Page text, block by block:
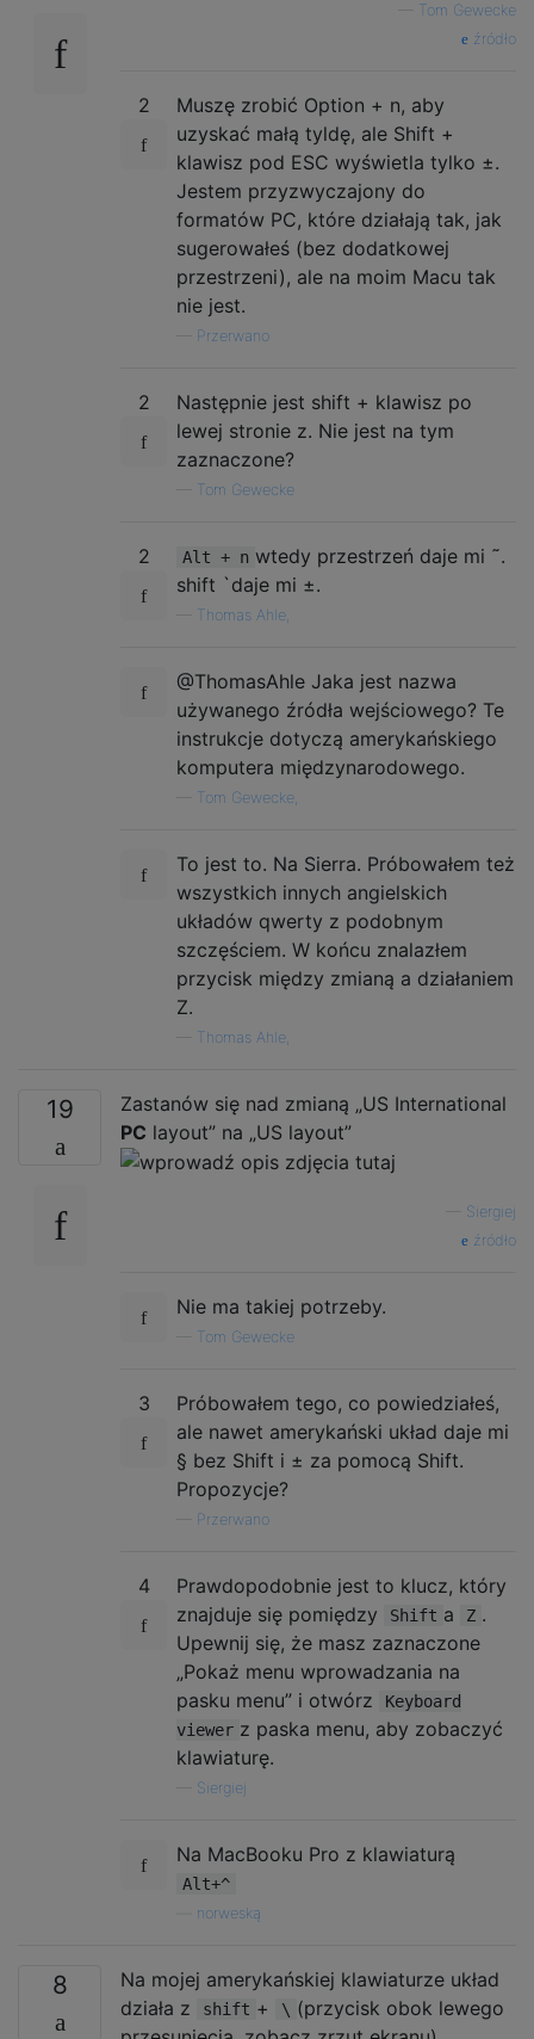
Tom Gewecke
źródło
2
Muszę zrobić Option + n, aby
uzyskać małą tyldę, ale Shift +
klawisz pod ESC wyświetla tylko ±.
Jestem przyzwyczajony do
formatów PC, które działają tak, jak
sugerowałeś (bez dodatkowej
przestrzeni), ale na moim Macu tak
nie jest.
Przerwano
2
Następnie jest shift + klawisz po
lewej stronie z. Nie jest na tym
zaznaczone?
Tom Gewecke
2 Alt + n wtedy przestrzeń daje mi ˜.
shift `daje mi ±.
Thomas Ahle,
@ThomasAhle Jaka jest nazwa
używanego źródła wejściowego? Te
instrukcje dotyczą amerykańskiego
komputera międzynarodowego.
Tom Gewecke,
To jest to. Na Sierra. Próbowałem też
wszystkich innych angielskich
układów qwerty z podobnym
szczęściem. W końcu znalazłem
przycisk między zmianą a działaniem
Z.
Thomas Ahle,
19
Zastanów się nad zmianą „US International
PC layout” na „US layout”
Siergiej
źródło
Nie ma takiej potrzeby.
Tom Gewecke
3
Próbowałem tego, co powiedziałeś,
ale nawet amerykański układ daje mi
§ bez Shift i ± za pomocą Shift.
Propozycje?
Przerwano
4
Prawdopodobnie jest to klucz, który
znajduje się pomiędzy
Shift a Z .
Upewnij się, że masz zaznaczone
„Pokaż menu wprowadzania na
pasku menu” i otwórz
Keyboard
viewer z paska menu, aby zobaczyć
klawiaturę.
Siergiej
Na MacBooku Pro z klawiaturą
Alt+^
norweską
8
Na mojej amerykańskiej klawiaturze układ
działa z
shift + \ (przycisk obok lewego